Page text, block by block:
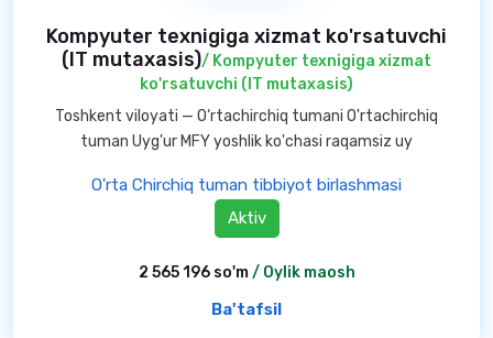
Kompyuter texnigiga xizmat ko'rsatuvchi
(IT mutaxasis)/ Kompyuter texnigiga xizmat
ko'rsatuvchi (IT mutaxasis)
Toshkent viloyati — O‘rtachirchiq tumani O'rtachirchiq
tuman Uyg'ur MFY yoshlik ko'chasi raqamsiz uy
O'rta Chirchiq tuman tibbiyot birlashmasi
Aktiv
2 565 196 so'm/ Oylik maosh
Ba'tafsil